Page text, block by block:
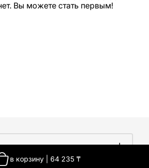
в корзину 64 235 ₸
Вы можете стать первым!